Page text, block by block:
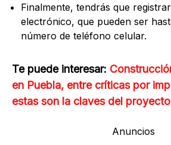
Finalmente, tendrás que
electrónico, que pueden ser
número de teléfono celular.
Te puede interesar:
en Puebla, entre críticas por
estas son la claves del proyecto
Anuncios